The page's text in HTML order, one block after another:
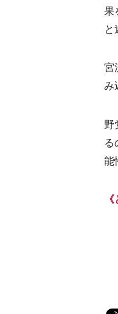
果
宮
み
野
能